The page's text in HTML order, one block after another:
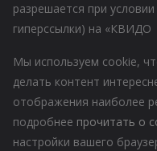
разрешается при
гиперссылки) на
Мы используем cookie,
делать контент
отображения наиболее
подробнее прочитать о
настройки вашего